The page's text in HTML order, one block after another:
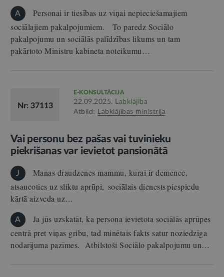
A
Personai ir tiesības uz viņai nepieciešamajiem
sociālajiem pakalpojumiem. To paredz Sociālo
pakalpojumu un sociālās palīdzības likums un tam
pakārtoto Ministru kabineta noteikumu…
Nr: 37113
E-KONSULTĀCIJA
22.09.2025. Labklājība
Atbild: Labklājības ministrija
Vai personu bez pašas vai tuvinieku
piekrišanas var ievietot pansionātā
J
Manas draudzenes mammu, kurai ir demence,
atsaucoties uz sliktu aprūpi, sociālais dienests piespiedu
kārtā aizveda uz…
A
Ja jūs uzskatāt, ka persona ievietota sociālās aprūpes
centrā pret viņas gribu, tad minētais fakts satur noziedzīga
nodarījuma pazīmes. Atbilstoši Sociālo pakalpojumu un…